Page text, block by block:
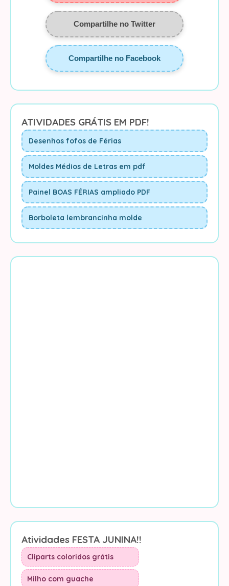
Compartilhe no Twitter
Compartilhe no Facebook
ATIVIDADES GRÁTIS EM PDF!
Desenhos fofos de Férias
Moldes Médios de Letras em pdf
Painel BOAS FÉRIAS ampliado PDF
Borboleta lembrancinha molde
Atividades FESTA JUNINA!!
Cliparts coloridos grátis
Milho com guache